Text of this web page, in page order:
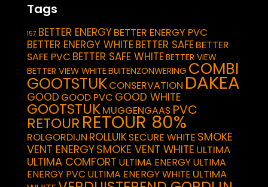
Tags
157 BETTER ENERGYBETTER ENERGY PVC
BETTER ENERGY WHITEBETTER SAFEBETTER
SAFE PVC BETTER SAFE WHITEBETTER VIEW
BETTER VIEW WHITEBUITENZONWERING COMBI
GOOTSTUKCONSERVATION DAKEA
GOOD GOOD PVC GOOD WHITE
GOOTSTUKMUGGENGAAS PVC
RETOUR RETOUR 80%
ROLGORDIJN ROLLUIKSECURE WHITE SMOKE
VENT ENERGYSMOKE VENT WHITE ULTIMA
ULTIMA COMFORT ULTIMA ENERGYULTIMA
ENERGY PVC ULTIMA ENERGY WHITE ULTIMA